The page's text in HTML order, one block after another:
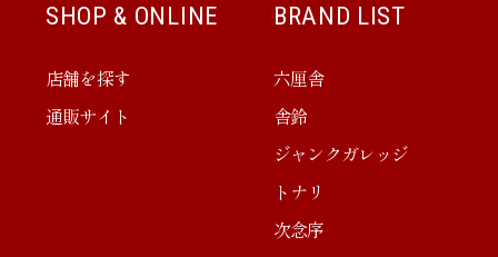
SHOP & ONLINE
店舗を探す
通販サイト
BRAND LIST
六厘舎
舎鈴
ジャンクガレッジ
トナリ
次念序